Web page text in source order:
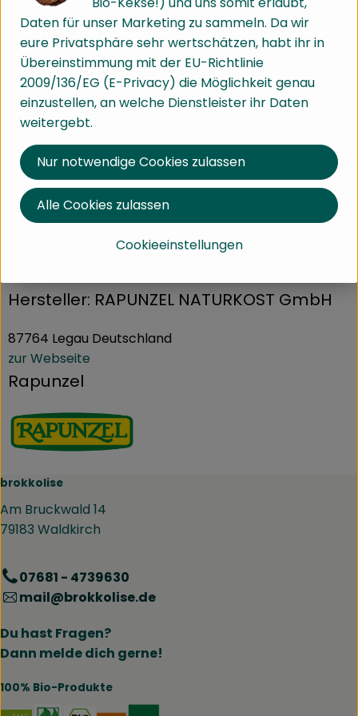
Zutaten
Nährwert-Info
Produktdatenblatt
Hersteller: RAPUNZEL NATURKOST GmbH
87764 Legau Deutschland
zur Webseite
Rapunzel
brokkolise
Am Bruckwald 14
79183 Waldkirch
07681 - 4739630
mail@brokkolise.de
Du hast Fragen?
Dann melde dich gerne!
100% Bio-Produkte
Daten für unser Marketing zu sammeln. Da wir
eure Privatsphäre sehr wertschätzen, habt ihr in
Übereinstimmung mit der EU-Richtlinie
2009/136/EG (E-Privacy) die Möglichkeit genau
einzustellen, an welche Dienstleister ihr Daten
weitergebt.
Cookieeinstellungen
Nur notwendige Cookies zulassen
Alle Cookies zulassen